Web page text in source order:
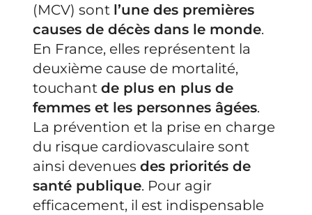
(MCV) sont l’une des premières
causes de décès dans le monde.
En France, elles représentent la
deuxième cause de mortalité,
touchant de plus en plus de
femmes et les personnes âgées.
La prévention et la prise en charge
du risque cardiovasculaire sont
ainsi devenues des priorités de
santé publique. Pour agir
efficacement, il est indispensable